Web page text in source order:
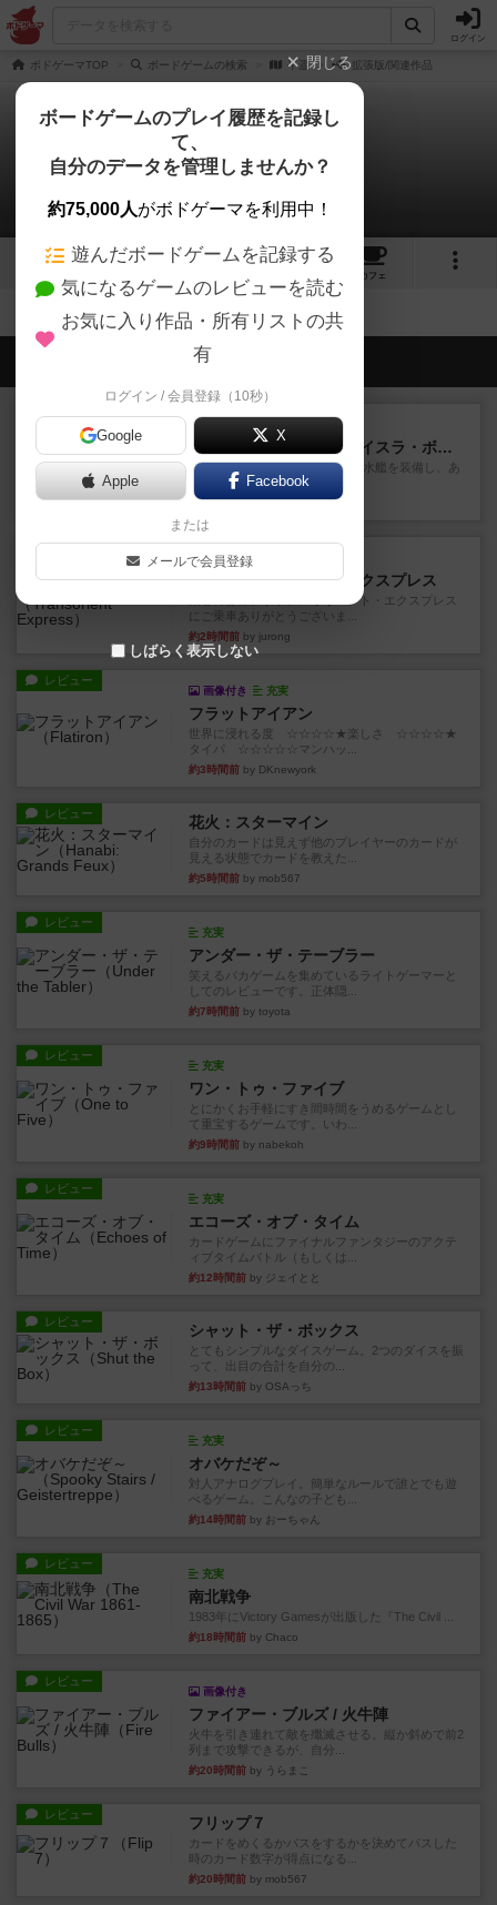
ログイン
ボドゲーマTOP ボードゲームの検索 平遥 拡張版/関連作品
平遥
拡張/関連作品 0件
5 5
カフェ
会員の新しい投稿
ルール/インスト
キャプテン・フリップ：イスラ・ボンバ
イスラ・ボンバを探しに出航!潜水艦を装備し、あ
なたの乗組員を監獄から解...
約1時間前by jurong
ルール/インスト
画像付き
トランスオリエント・エクスプレス
乗客の皆様、トランスオリエント・エクスプレス
にご乗車ありがとうございま...
約2時間前 by jurong
レビュー
画像付き 充実
フラットアイアン
世界に浸れる度 ☆☆☆☆★楽しさ ☆☆☆☆★
タイパ ☆☆☆☆☆マンハッ...
約3時間前 by DKnewyork
レビュー 花火：スターマイン
自分のカードは見えず他のプレイヤーのカードが
見える状態でカードを教えた...
約5時間前 by mob567
レビュー
充実
アンダー・ザ・テーブラー
笑えるバカゲームを集めているライトゲーマーと
してのレビューです。正体隠...
約7時間前 by toyota
レビュー
充実
ワン・トゥ・ファイブ
とにかくお手軽にすき間時間をうめるゲームとし
て重宝するゲームです。いわ...
約9時間前 by nabekoh
レビュー
充実
エコーズ・オブ・タイム
カードゲームにファイナルファンタジーのアクテ
ィブタイムバトル（もしくは...
約12時間前 by ジェイとと
レビュー シャット・ザ・ボックス
とてもシンプルなダイスゲーム。2つのダイスを振
って、出目の合計を自分の...
約13時間前 by OSAっち
レビュー
充実
オバケだぞ～
対人アナログプレイ。簡単なルールで誰とでも遊
べるゲーム。こんなの子ども...
約14時間前 by おーちゃん
レビュー
充実
南北戦争
1983年にVictory Gamesが出版した『The Civil ...
約18時間前 by Chaco
レビュー
画像付き
ファイアー・ブルズ / 火牛陣
火牛を引き連れて敵を殲滅させる。縦か斜めで前2
列まで攻撃できるが、自分...
約20時間前 by うらまこ
レビュー フリップ７
カードをめくるかパスをするかを決めてパスした
時のカード数字が得点になる...
約20時間前 by mob567
閉じる
ボードゲームのプレイ履歴を記録し
て、
自分のデータを管理しませんか？
約75,000人がボドゲーマを利用中！
遊んだボードゲームを記録する
気になるゲームのレビューを読む
お気に入り作品・所有リストの共
有
ログイン / 会員登録（10秒）
Google X
Apple Facebook
または
メールで会員登録
しばらく表示しない